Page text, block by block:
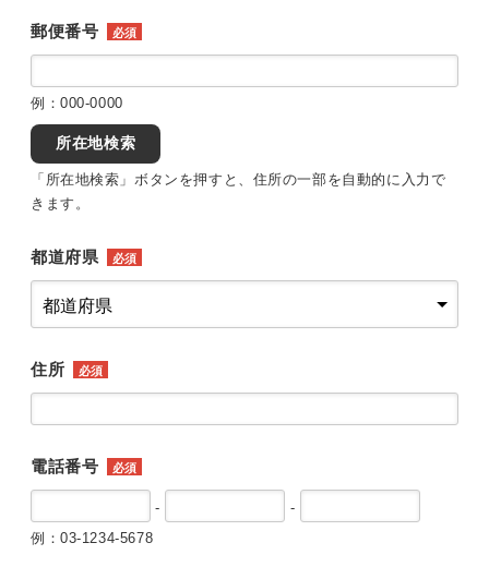
郵便番号 必須
例：000-0000
所在地検索
「所在地検索」ボタンを押すと、住所の一部を自動的に入力で
きます。
都道府県 必須
住所 必須
電話番号 必須
-
-
例：03-1234-5678